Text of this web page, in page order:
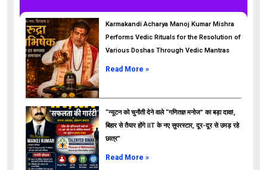
ads
Karmakandi Acharya Manoj Kumar Mishra
Performs Vedic Rituals for the Resolution of
Various Doshas Through Vedic Mantras
Read More »
“न्यूटन को चुनौती देने वाले “गणितज्ञ मनोज” का बड़ा दावा!,
बिहार से तैयार होंगे IIT के नए सुपरस्टार, दूर-दूर से उमड़ रहे
छात्र”
Read More »